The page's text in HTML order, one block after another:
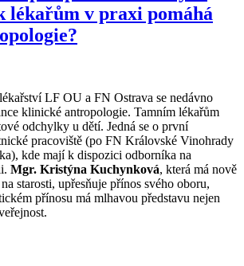
lékařům v praxi pomáhá
LF OU a FN Ostrava se nedávno
klinické antropologie. Tamním lékařům
odchylky u dětí. Jedná se o první
pracoviště (po FN Královské Vinohrady
kde mají k dispozici odborníka na
Mgr. Kristýna Kuchynková, která má nově
starosti, upřesňuje přínos svého oboru,
přínosu má mlhavou představu nejen